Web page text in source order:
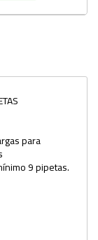
para
9 pipetas.